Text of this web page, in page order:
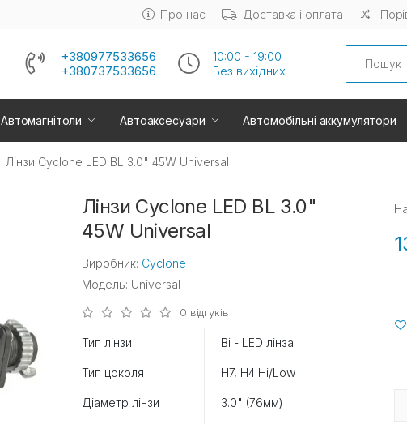
Про нас Доставка і оплата
+380977533656
+380737533656
10:00 - 19:00
Без вихiдних
Search
Автомагнітоли Автоаксесуари Автомобільні аккумулятори
Лінзи Cyclone LED BL 3.0" 45W Universal
Лінзи Cyclone LED BL 3.0"
45W Universal
Виробник: Cyclone
Модель: Universal
0 відгуків
Тип лінзи Bi - LED лінза
Тип цоколя H7, H4 Hi/Low
Діаметр лінзи 3.0" (76мм)